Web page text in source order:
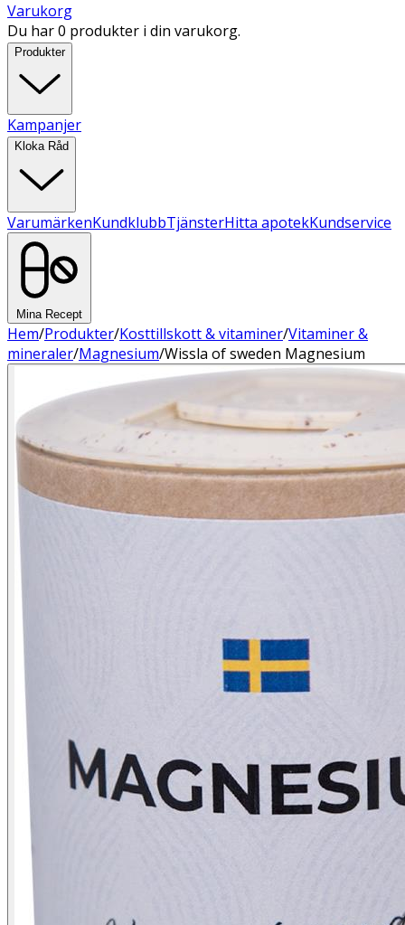
Varukorg
Du har 0 produkter i din varukorg.
Produkter
Kampanjer
Kloka Råd
VarumärkenKundklubbTjänsterHitta apotekKundservice
Mina Recept
Hem/Produkter/Kosttillskott & vitaminer/Vitaminer &
mineraler/Magnesium/Wissla of sweden Magnesium